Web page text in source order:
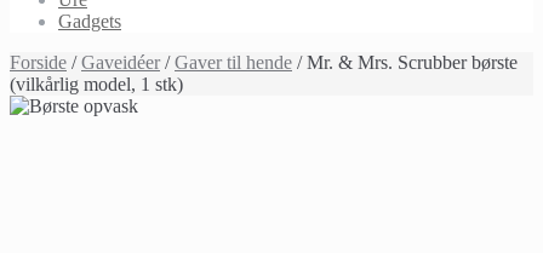
Gadgets
Forside /Gaveidéer/Gaver til hende / Mr. & Mrs. Scrubber børste
(vilkårlig model, 1 stk)